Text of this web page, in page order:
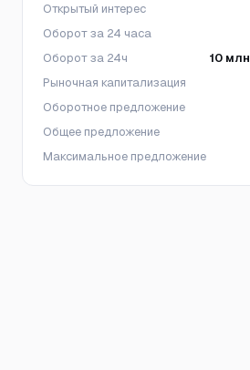
Открытый интерес
Оборот за 24 часа
Оборот за 24ч
10 млн
Рыночная капитализация
Оборотное предложение
Общее предложение
Максимальное предложение